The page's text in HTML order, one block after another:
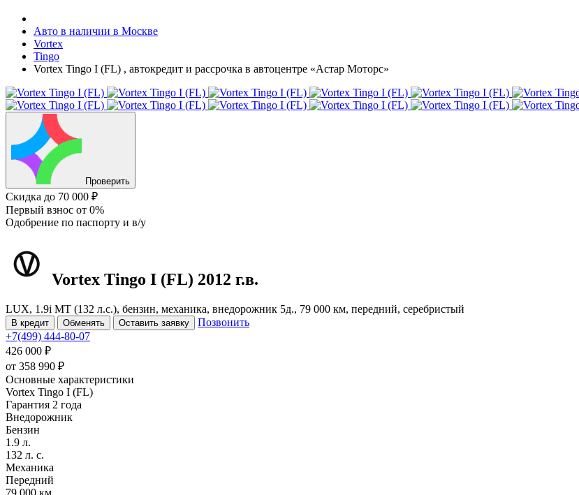
Авто в наличии в Москве
Vortex
Tingo
Vortex Tingo I (FL) , автокредит и рассрочка в автоцентре «Астар Моторс»
Проверить
Скидка до 70 000 ₽
Первый взнос от 0%
Одобрение по паспорту и в/у
Vortex Tingo I (FL) 2012 г.в.
LUX, 1.9i MT (132 л.с.), бензин, механика, внедорожник 5д., 79 000 км, передний, серебристый
В кредит Обменять Оставить заявку
Позвонить
+7(499) 444-80-07
426 000 ₽
от 358 990 ₽
Основные характеристики
Vortex Tingo I (FL)
Гарантия 2 года
Внедорожник
Бензин
1.9 л.
132 л. с.
Механика
Передний
79 000 км.